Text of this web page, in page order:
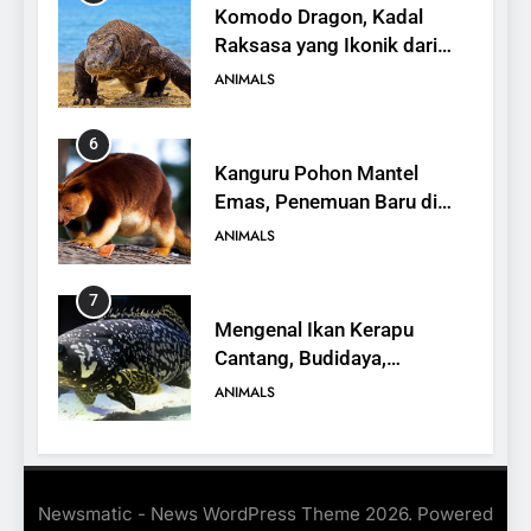
Komodo Dragon, Kadal
Raksasa yang Ikonik dari
Indonesia
ANIMALS
6
Kanguru Pohon Mantel
Emas, Penemuan Baru di
Dunia Satwa
ANIMALS
7
Mengenal Ikan Kerapu
Cantang, Budidaya,
Keunggulan, dan Potensi
ANIMALS
8
Landak
Newsmatic - News WordPress Theme 2026. Powered